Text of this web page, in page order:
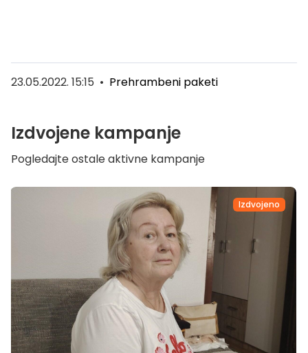
23.05.2022. 15:15 • Prehrambeni paketi
Izdvojene kampanje
Pogledajte ostale aktivne kampanje
Izdvojeno